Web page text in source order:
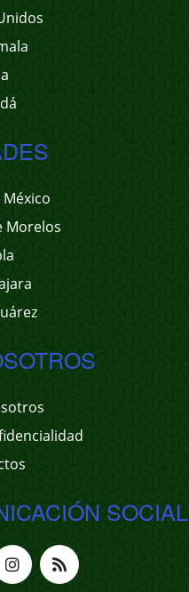
Morelos
SOCIAL